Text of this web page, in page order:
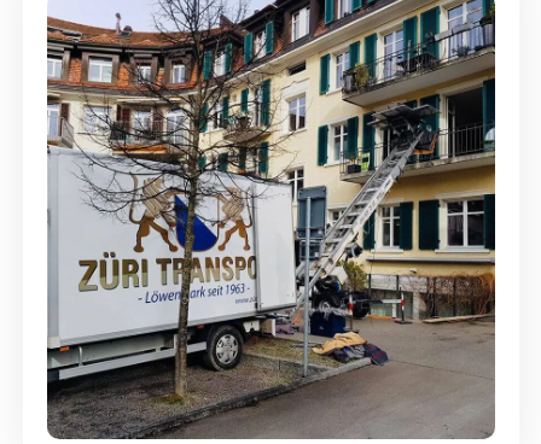
Entsorgung & Räumung